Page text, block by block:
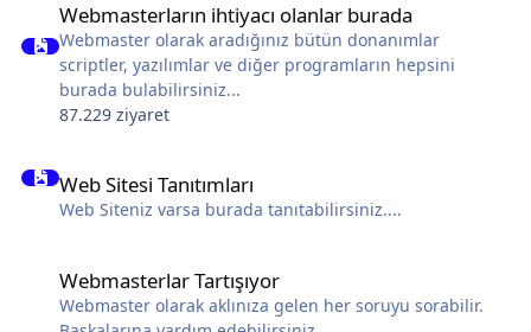
Webmasterların ihtiyacı olanlar burada
Webmaster olarak aradığınız bütün donanımlar
scriptler, yazılımlar ve diğer programların hepsini
burada bulabilirsiniz...
87.229 ziyaret
Web Sitesi Tanıtımları
Web Siteniz varsa burada tanıtabilirsiniz....
Webmasterlar Tartışıyor
Webmaster olarak aklınıza gelen her soruyu sorabilir.